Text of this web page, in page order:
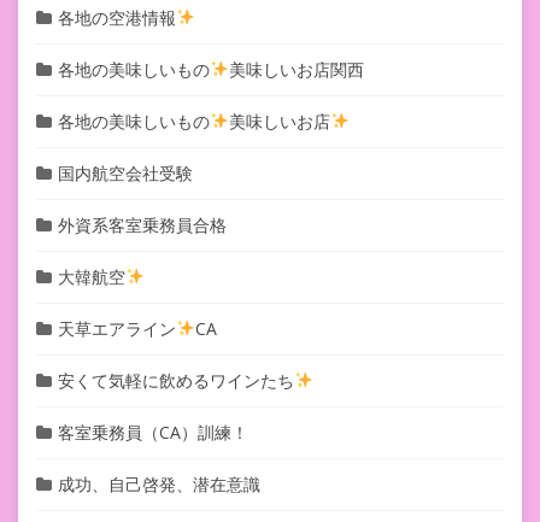
各地の空港情報
各地の美味しいもの 美味しいお店関西
各地の美味しいもの 美味しいお店
国内航空会社受験
外資系客室乗務員合格
大韓航空
天草エアライン CA
安くて気軽に飲めるワインたち
客室乗務員（CA）訓練！
成功、自己啓発、潜在意識